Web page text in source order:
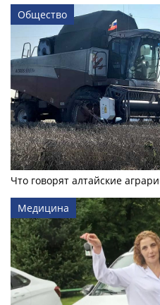
Общество
Что говорят алтайские
Медицина